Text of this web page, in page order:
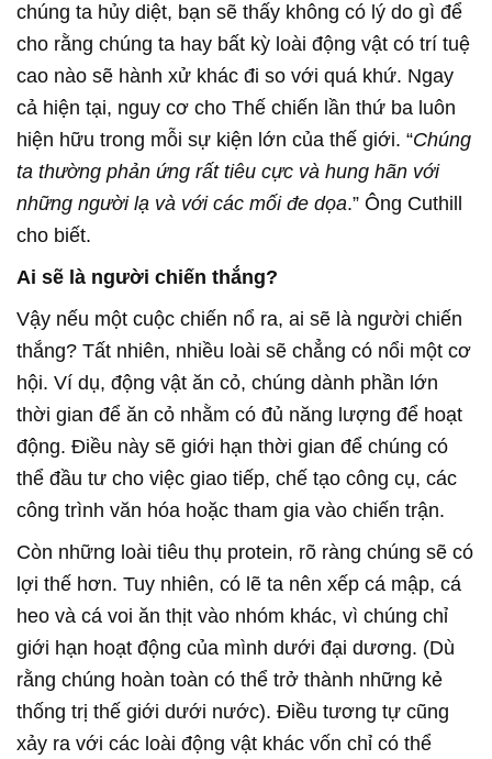
chúng ta hủy diệt, bạn sẽ thấy không có lý do gì để
cho rằng chúng ta hay bất kỳ loài động vật có trí tuệ
cao nào sẽ hành xử khác đi so với quá khứ. Ngay
cả hiện tại, nguy cơ cho Thế chiến lần thứ ba luôn
hiện hữu trong mỗi sự kiện lớn của thế giới. “Chúng
ta thường phản ứng rất tiêu cực và hung hãn với
những người lạ và với các mối đe dọa.” Ông Cuthill
cho biết.
Ai sẽ là người chiến thắng?
Vậy nếu một cuộc chiến nổ ra, ai sẽ là người chiến
thắng? Tất nhiên, nhiều loài sẽ chẳng có nổi một cơ
hội. Ví dụ, động vật ăn cỏ, chúng dành phần lớn
thời gian để ăn cỏ nhằm có đủ năng lượng để hoạt
động. Điều này sẽ giới hạn thời gian để chúng có
thể đầu tư cho việc giao tiếp, chế tạo công cụ, các
công trình văn hóa hoặc tham gia vào chiến trận.
Còn những loài tiêu thụ protein, rõ ràng chúng sẽ có
lợi thế hơn. Tuy nhiên, có lẽ ta nên xếp cá mập, cá
heo và cá voi ăn thịt vào nhóm khác, vì chúng chỉ
giới hạn hoạt động của mình dưới đại dương. (Dù
rằng chúng hoàn toàn có thể trở thành những kẻ
thống trị thế giới dưới nước). Điều tương tự cũng
xảy ra với các loài động vật khác vốn chỉ có thể